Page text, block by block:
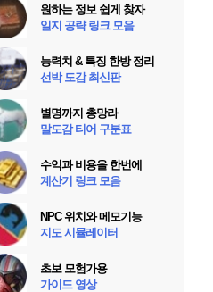
원하는 정보 쉽게 찾자
일지 공략 링크 모음
능력치 & 특징 한방 정리
선박 도감 최신판
별명까지 총망라
말도감 티어 구분표
수익과 비용을 한번에
계산기 링크 모음
NPC 위치와 메모기능
지도 시뮬레이터
초보 모험가용
가이드 영상